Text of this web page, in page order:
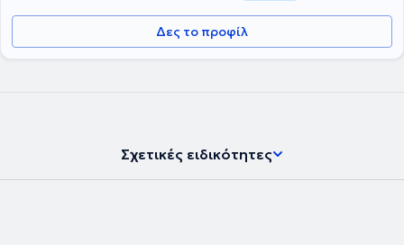
Δες το προφίλ
Σχετικές ειδικότητες